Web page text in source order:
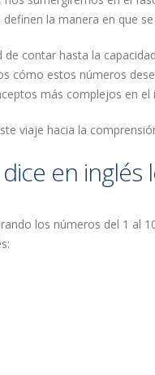
la manera en que
de contar hasta la
cómo estos números
más complejos en el
viaje hacia la
en
los números del 1 al